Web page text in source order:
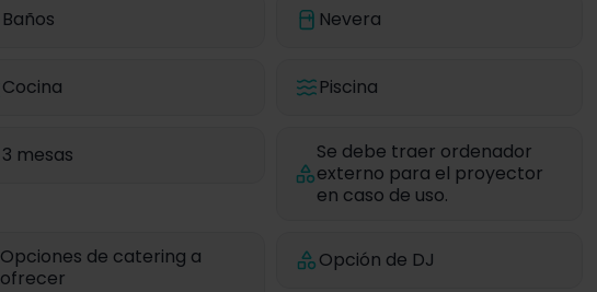
Baños Nevera
Cocina Piscina
3 mesas
Se debe traer ordenador
externo para el proyector
en caso de uso.
Opciones de catering a
ofrecer
Opción de DJ